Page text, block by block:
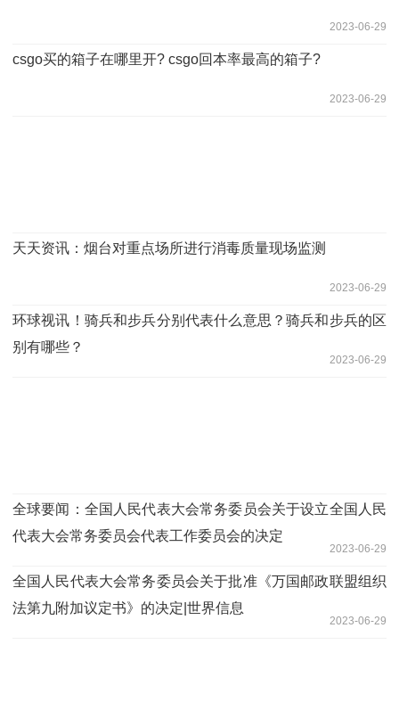
2023-06-29
csgo买的箱子在哪里开? csgo回本率最高的箱子?
2023-06-29
天天资讯：烟台对重点场所进行消毒质量现场监测
2023-06-29
环球视讯！骑兵和步兵分别代表什么意思？骑兵和步兵的区
别有哪些？
2023-06-29
全球要闻：全国人民代表大会常务委员会关于设立全国人民
代表大会常务委员会代表工作委员会的决定
2023-06-29
全国人民代表大会常务委员会关于批准《万国邮政联盟组织
法第九附加议定书》的决定|世界信息
2023-06-29